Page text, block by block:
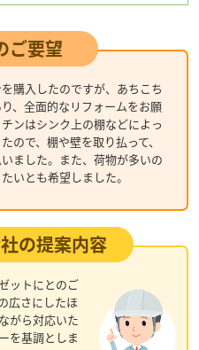
ご要望
購入したのですが、あちこち
、全面的なリフォームをお願
ンはシンク上の棚などによっ
ので、棚や壁を取り払って、
ました。また、荷物が多いの
いとも希望しました。
の提案内容
ットにとのご
広さにしたほ
がら対応いた
を基調としま